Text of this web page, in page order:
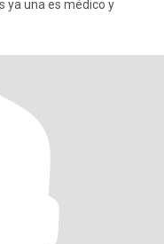
ya una es médico y